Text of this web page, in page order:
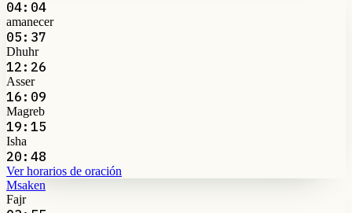
04:04
amanecer
05:37
Dhuhr
12:26
Asser
16:09
Magreb
19:15
Isha
20:48
Ver horarios de oración
Msaken
Fajr